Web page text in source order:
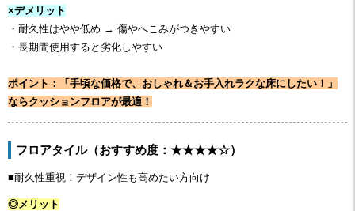
×デメリット
・耐久性はやや低め → 傷やへこみがつきやすい
・長期間使用すると劣化しやすい
ポイント：「手頃な価格で、おしゃれ＆お手入れラクな床にしたい！」
ならクッションフロアが最適！
フロアタイル（おすすめ度：★★★★☆）
■耐久性重視！デザイン性も高めたい方向け
◎メリット